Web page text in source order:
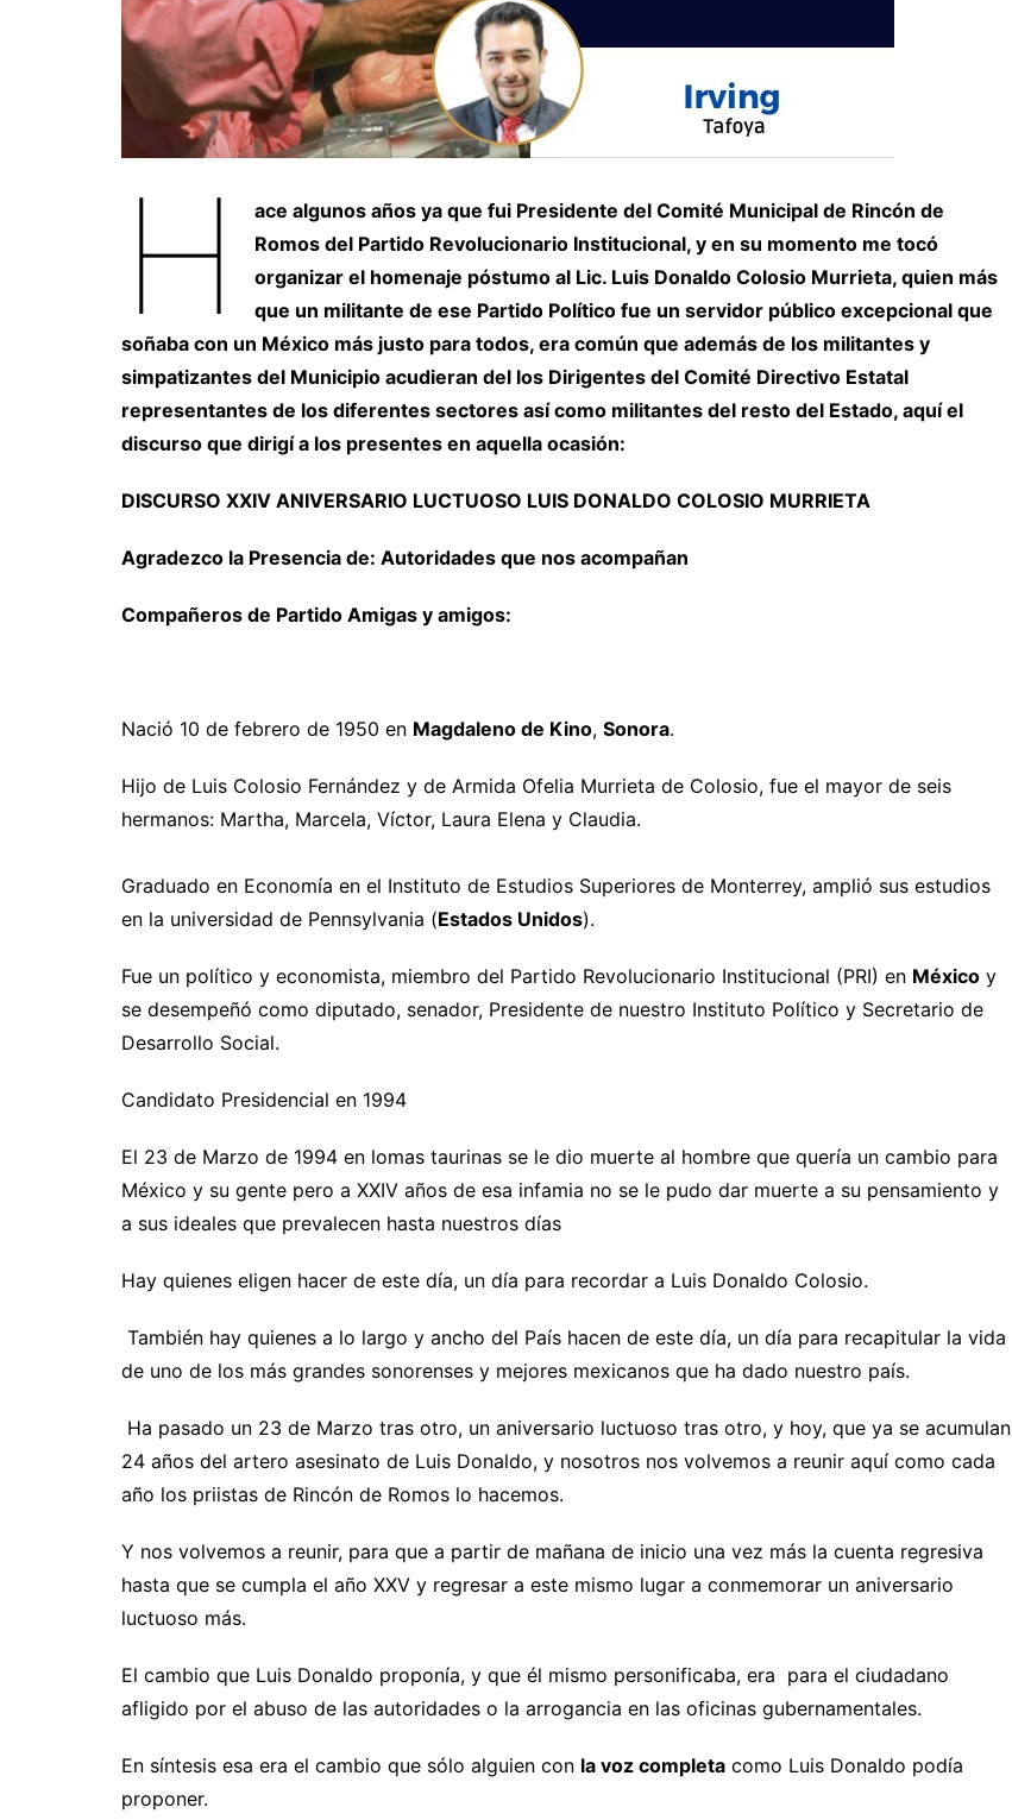
H
ace algunos años ya que fui Presidente del Comité Municipal de Rincón de
Romos del Partido Revolucionario Institucional, y en su momento me tocó
organizar el homenaje póstumo al Lic. Luis Donaldo Colosio Murrieta, quien más
que un militante de ese Partido Político fue un servidor público excepcional que
soñaba con un México más justo para todos, era común que además de los militantes y
simpatizantes del Municipio acudieran del los Dirigentes del Comité Directivo Estatal
representantes de los diferentes sectores así como militantes del resto del Estado, aquí el
discurso que dirigí a los presentes en aquella ocasión:
DISCURSO XXIV ANIVERSARIO LUCTUOSO LUIS DONALDO COLOSIO MURRIETA
Agradezco la Presencia de: Autoridades que nos acompañan
Compañeros de Partido Amigas y amigos:
Nació 10 de febrero de 1950 en Magdaleno de Kino, Sonora.
Hijo de Luis Colosio Fernández y de Armida Ofelia Murrieta de Colosio, fue el mayor de seis
hermanos: Martha, Marcela, Víctor, Laura Elena y Claudia.
Graduado en Economía en el Instituto de Estudios Superiores de Monterrey, amplió sus estudios
en la universidad de Pennsylvania (Estados Unidos).
Fue un político y economista, miembro del Partido Revolucionario Institucional (PRI) en México y
se desempeñó como diputado, senador, Presidente de nuestro Instituto Político y Secretario de
Desarrollo Social.
Candidato Presidencial en 1994
El 23 de Marzo de 1994 en lomas taurinas se le dio muerte al hombre que quería un cambio para
México y su gente pero a XXIV años de esa infamia no se le pudo dar muerte a su pensamiento y
a sus ideales que prevalecen hasta nuestros días
Hay quienes eligen hacer de este día, un día para recordar a Luis Donaldo Colosio.
También hay quienes a lo largo y ancho del País hacen de este día, un día para recapitular la vida
de uno de los más grandes sonorenses y mejores mexicanos que ha dado nuestro país.
Ha pasado un 23 de Marzo tras otro, un aniversario luctuoso tras otro, y hoy, que ya se acumulan
24 años del artero asesinato de Luis Donaldo, y nosotros nos volvemos a reunir aquí como cada
año los priistas de Rincón de Romos lo hacemos.
Y nos volvemos a reunir, para que a partir de mañana de inicio una vez más la cuenta regresiva
hasta que se cumpla el año XXV y regresar a este mismo lugar a conmemorar un aniversario
luctuoso más.
El cambio que Luis Donaldo proponía, y que él mismo personificaba, era para el ciudadano
afligido por el abuso de las autoridades o la arrogancia en las oficinas gubernamentales.
En síntesis esa era el cambio que sólo alguien con la voz completa como Luis Donaldo podía
proponer.